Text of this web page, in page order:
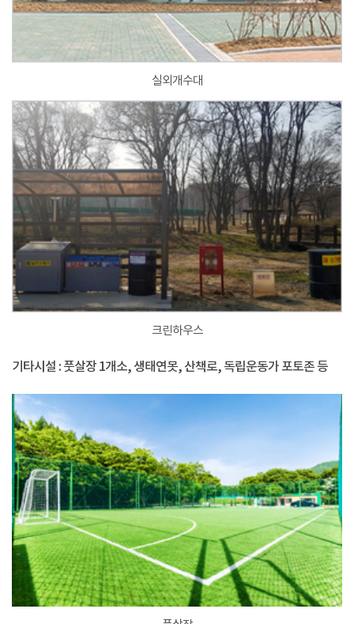
실외개수대
크린하우스
기타시설 : 풋살장 1개소, 생태연못, 산책로, 독립운동가 포토존 등